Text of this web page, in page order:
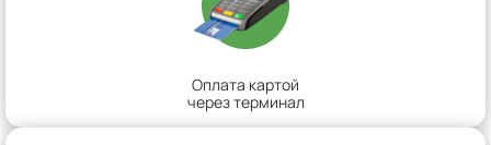
Оплата картой
через терминал